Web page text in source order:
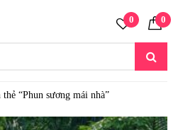
0 0
“Phun sương mái nhà”